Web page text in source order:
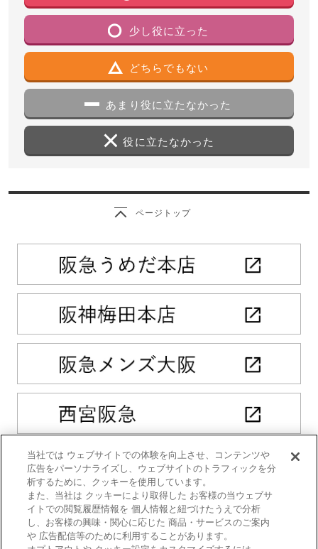
少し役に立った
どちらでもない
あまり役に立たなかった
役に立たなかった
ページトップ
当社では ウェブサイトでの体験を向上させ、コンテンツや
広告をパーソナライズし、ウェブサイトのトラフィックを分
析するために、クッキーを使用しています。
また、当社は クッキーにより取得した お客様の当ウェブサ
イトでの閲覧履歴情報を 個人情報と紐づけたうえで分析
し、お客様の興味・関心に応じた 商品・サービスのご案内
や 広告配信等のために利用することがあります。